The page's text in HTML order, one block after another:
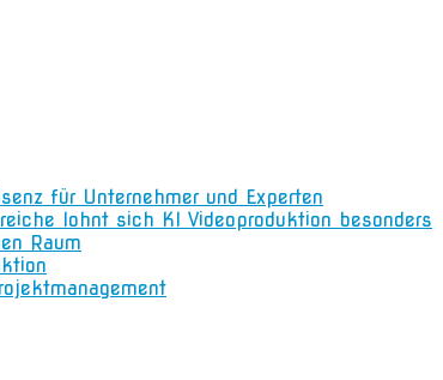
für Unternehmer und Experten
lohnt sich KI Videoproduktion besonders
Raum